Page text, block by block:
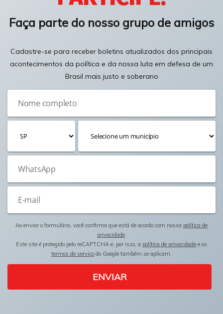
Faça parte do nosso grupo de amigos
Cadastre-se para receber boletins atualizados dos principais
acontecimentos da política e da nossa luta em defesa de um
Brasil mais justo e soberano
Ao enviar o formulário, você confirma que está de acordo com nossa política de
privacidade.
Este site é protegido pelo reCAPTCHA e, por isso, a política de privacidade e os
termos de serviço do Google também se aplicam.
ENVIAR